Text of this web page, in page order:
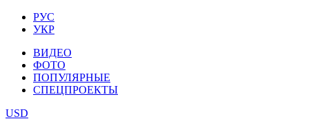
РУС
УКР
ВИДЕО
ФОТО
ПОПУЛЯРНЫЕ
СПЕЦПРОЕКТЫ
USD